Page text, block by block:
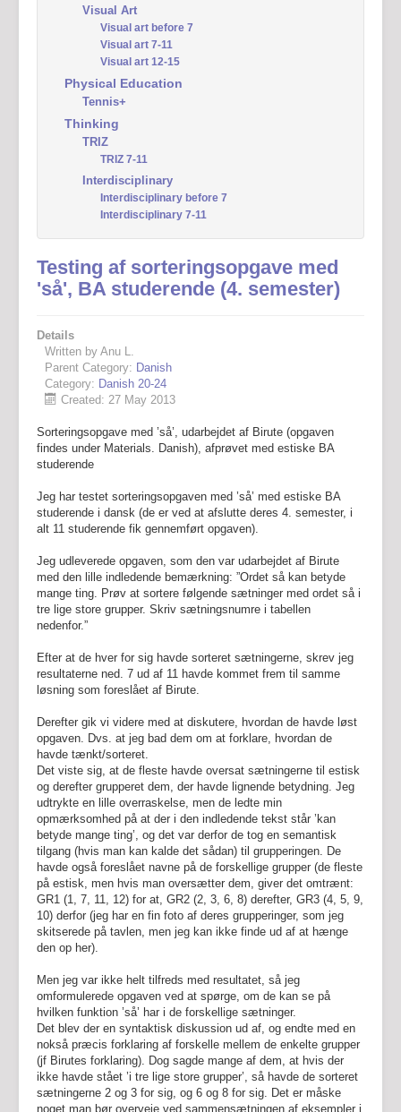
Visual Art
Visual art before 7
Visual art 7-11
Visual art 12-15
Physical Education
Tennis+
Thinking
TRIZ
TRIZ 7-11
Interdisciplinary
Interdisciplinary before 7
Interdisciplinary 7-11
Testing af sorteringsopgave med
'så', BA studerende (4. semester)
Details
Written by Anu L.
Parent Category: Danish
Category: Danish 20-24
Created: 27 May 2013
Sorteringsopgave med ’så’, udarbejdet af Birute (opgaven
findes under Materials. Danish), afprøvet med estiske BA
studerende
Jeg har testet sorteringsopgaven med ’så’ med estiske BA
studerende i dansk (de er ved at afslutte deres 4. semester, i
alt 11 studerende fik gennemført opgaven).
Jeg udleverede opgaven, som den var udarbejdet af Birute
med den lille indledende bemærkning: ”Ordet så kan betyde
mange ting. Prøv at sortere følgende sætninger med ordet så i
tre lige store grupper. Skriv sætningsnumre i tabellen
nedenfor.”
Efter at de hver for sig havde sorteret sætningerne, skrev jeg
resultaterne ned. 7 ud af 11 havde kommet frem til samme
løsning som foreslået af Birute.
Derefter gik vi videre med at diskutere, hvordan de havde løst
opgaven. Dvs. at jeg bad dem om at forklare, hvordan de
havde tænkt/sorteret.
Det viste sig, at de fleste havde oversat sætningerne til estisk
og derefter grupperet dem, der havde lignende betydning. Jeg
udtrykte en lille overraskelse, men de ledte min
opmærksomhed på at der i den indledende tekst står ’kan
betyde mange ting’, og det var derfor de tog en semantisk
tilgang (hvis man kan kalde det sådan) til grupperingen. De
havde også foreslået navne på de forskellige grupper (de fleste
på estisk, men hvis man oversætter dem, giver det omtrænt:
GR1 (1, 7, 11, 12) for at, GR2 (2, 3, 6, 8) derefter, GR3 (4, 5, 9,
10) derfor (jeg har en fin foto af deres grupperinger, som jeg
skitserede på tavlen, men jeg kan ikke finde ud af at hænge
den op her).
Men jeg var ikke helt tilfreds med resultatet, så jeg
omformulerede opgaven ved at spørge, om de kan se på
hvilken funktion ’så’ har i de forskellige sætninger.
Det blev der en syntaktisk diskussion ud af, og endte med en
nokså præcis forklaring af forskelle mellem de enkelte grupper
(jf Birutes forklaring). Dog sagde mange af dem, at hvis der
ikke havde stået ’i tre lige store grupper’, så havde de sorteret
sætningerne 2 og 3 for sig, og 6 og 8 for sig. Det er måske
noget man bør overveje ved sammensætningen af eksempler i